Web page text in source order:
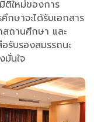
ติใหม่ของการ
กษาจะได้รับเอกสาร
สถานศึกษา และ
บรองสมรรถนะ
มั่นใจ